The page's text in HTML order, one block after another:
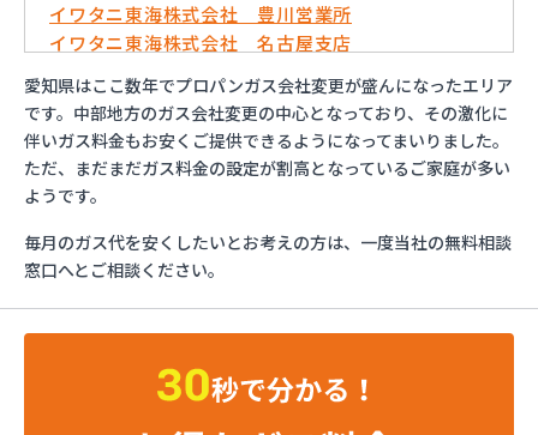
イワタニ東海株式会社 豊川営業所
イワタニ東海株式会社 名古屋支店
イワタニ東海株式会社 名古屋南営業所
およべプロパン
ガスショップイチカワ
ガステックサービス株式会社 安城営業所
ガステックサービス株式会社 西三河支店
ガステックサービス株式会社 蒲郡営業所
ガステックサービス株式会社 吉良営業所
ガステックサービス株式会社 新城営業所
ガステックサービス株式会社 西尾営業所
ガステックサービス株式会社 尾張支店 春日井営
愛知県はここ数年でプロパンガス会社変更が盛んになったエリア
です。中部地方のガス会社変更の中心となっており、その激化に
伴いガス料金もお安くご提供できるようになってまいりました。
ただ、まだまだガス料金の設定が割高となっているご家庭が多い
ようです。
毎月のガス代を安くしたいとお考えの方は、一度当社の無料相談
窓口へとご相談ください。